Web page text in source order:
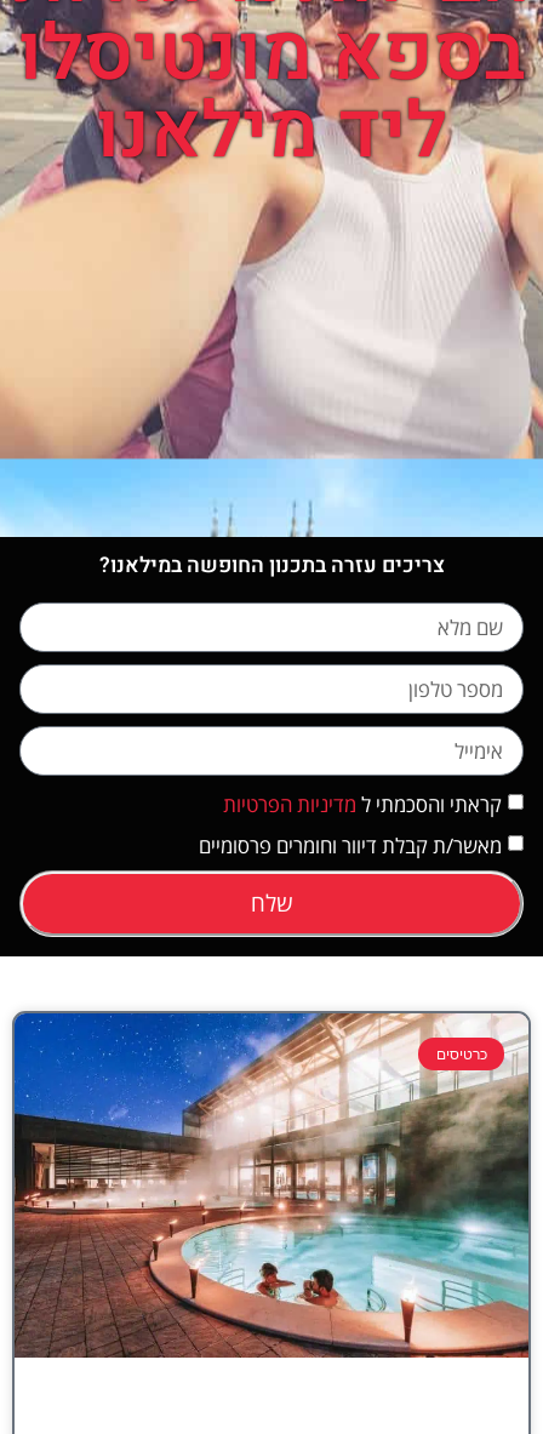
בספא מונטיסלו
ליד מילאנו
צריכים עזרה בתכנון החופשה במילאנו?
קראתי והסכמתי ל מדיניות הפרטיות
מאשר/ת קבלת דיוור וחומרים פרסומיים
שלח
כרטיסים